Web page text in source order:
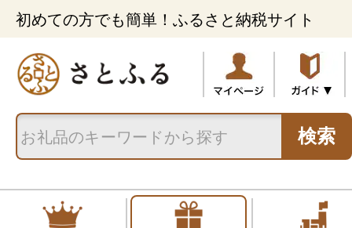
初めての方でも簡単！ふるさと納税サイト
検索